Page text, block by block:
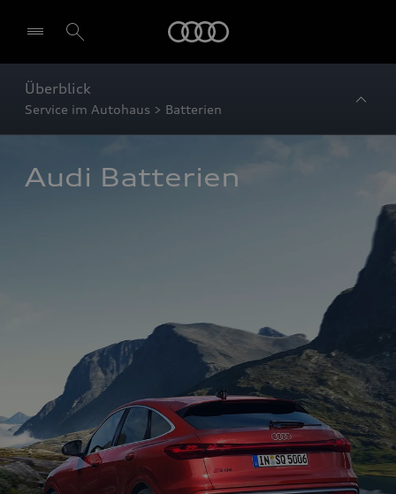
Überblick
Service im Autohaus > Batterien
Audi Batterien